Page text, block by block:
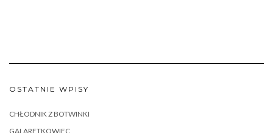
OSTATNIE WPISY
CHŁODNIK Z BOTWINKI
GALARETKOWIEC